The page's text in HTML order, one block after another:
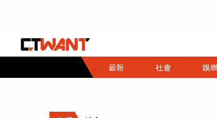
::: 最新 社會
社會首頁
時事
調查
娛樂
娛樂首頁
即時
財經首頁
熱線
政